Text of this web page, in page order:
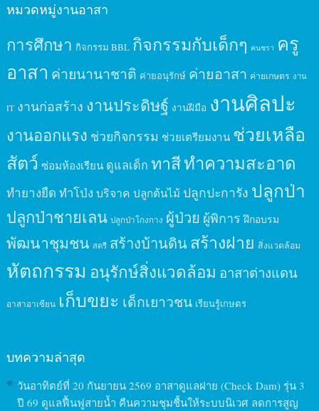
หมวดหมู่งานอาสา
การศึกษา กิจกรรม BBL กิจกรรมกับเด็กๆ คนชรา ครู
อาสา ค่ายนานาชาติ ค่ายอนุรักษ์ ค่ายอาสา ค่ายเกษตร งาน
IT งานก่อสร้าง งานประดิษฐ์ งานฝีมือ งานศิลปะ
งานออกแรง ช่วยกิจกรรม ช่วยเตรียมงาน ช่วยเหลือ
สัตว์ ซ่อมห้องเรียน ดูแลเด็ก ทาสีทำความสะอาด
ทำยางยืด ทำโป่ง บริจาค ปลูกต้นไม้ ปลูกปะการัง ปลูกป่า
ปลูกป่าชายเลน ปลูกป่าโกงกาง ผู้ป่วย ผู้พิการ ฝึกอบรม
พัฒนาชุมชน สตรี สร้างบ้านดินสร้างฝาย สิ่งแวดล้อม
หัตถกรรม อนุรักษ์สิ่งแวดล้อม อาสาต่างแดน
อาสาอาเซียน เก็บขยะ เด็กเยาวชน เรียนรู้เกษตร
บทความล่าสุด
วันอาทิตย์ที่ 20 กันยายน 2569 อาสาดูแลฝาย (Check Dam) รุ่น 3
ปี 69 ดูแลฟื้นฟูสายน้ำ คืนความชุมชื้นให้ระบบนิเวศ ลดการสูญ